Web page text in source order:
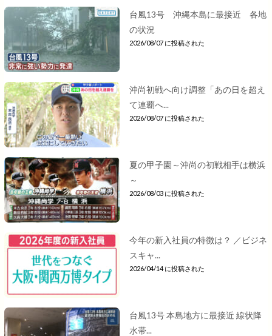
台風13号 沖縄本島に最接近 各地
の状況
2026/08/07 に投稿された
沖尚初戦へ向け調整「あの日を超え
て連覇へ...
2026/08/07 に投稿された
夏の甲子園～沖尚の初戦相手は横浜
～
2026/08/03 に投稿された
今年の新入社員の特徴は？ ／ビジネ
スキャ...
2026/04/14 に投稿された
台風13号 本島地方に最接近 線状降
水帯...